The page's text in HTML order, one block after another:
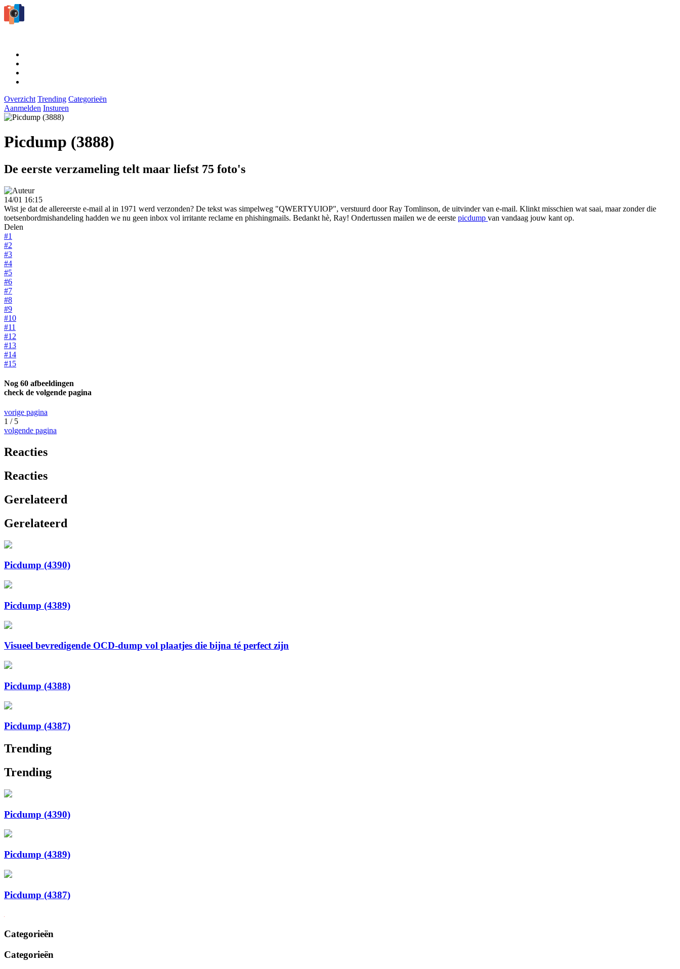
Overzicht Trending Categorieën
Aanmelden Insturen
Picdump (3888)
De eerste verzameling telt maar liefst 75 foto's
14/01 16:15
Wist je dat de allereerste e-mail al in 1971 werd verzonden? De tekst was simpelweg "QWERTYUIOP", verstuurd door Ray Tomlinson, de uitvinder van e-mail. Klinkt misschien wat saai, maar zonder die
toetsenbordmishandeling hadden we nu geen inbox vol irritante reclame en phishingmails. Bedankt hè, Ray! Ondertussen mailen we de eerste picdump van vandaag jouw kant op.
Delen
#1
#2
#3
#4
#5
#6
#7
#8
#9
#10
#11
#12
#13
#14
#15
Nog 60 afbeeldingen
check de volgende pagina
vorige pagina
1 / 5
volgende pagina
Reacties
Reacties
Gerelateerd
Gerelateerd
Picdump (4390)
Picdump (4389)
Visueel bevredigende OCD-dump vol plaatjes die bijna té perfect zijn
Picdump (4388)
Picdump (4387)
Trending
Trending
Picdump (4390)
Picdump (4389)
Picdump (4387)
Categorieën
Categorieën